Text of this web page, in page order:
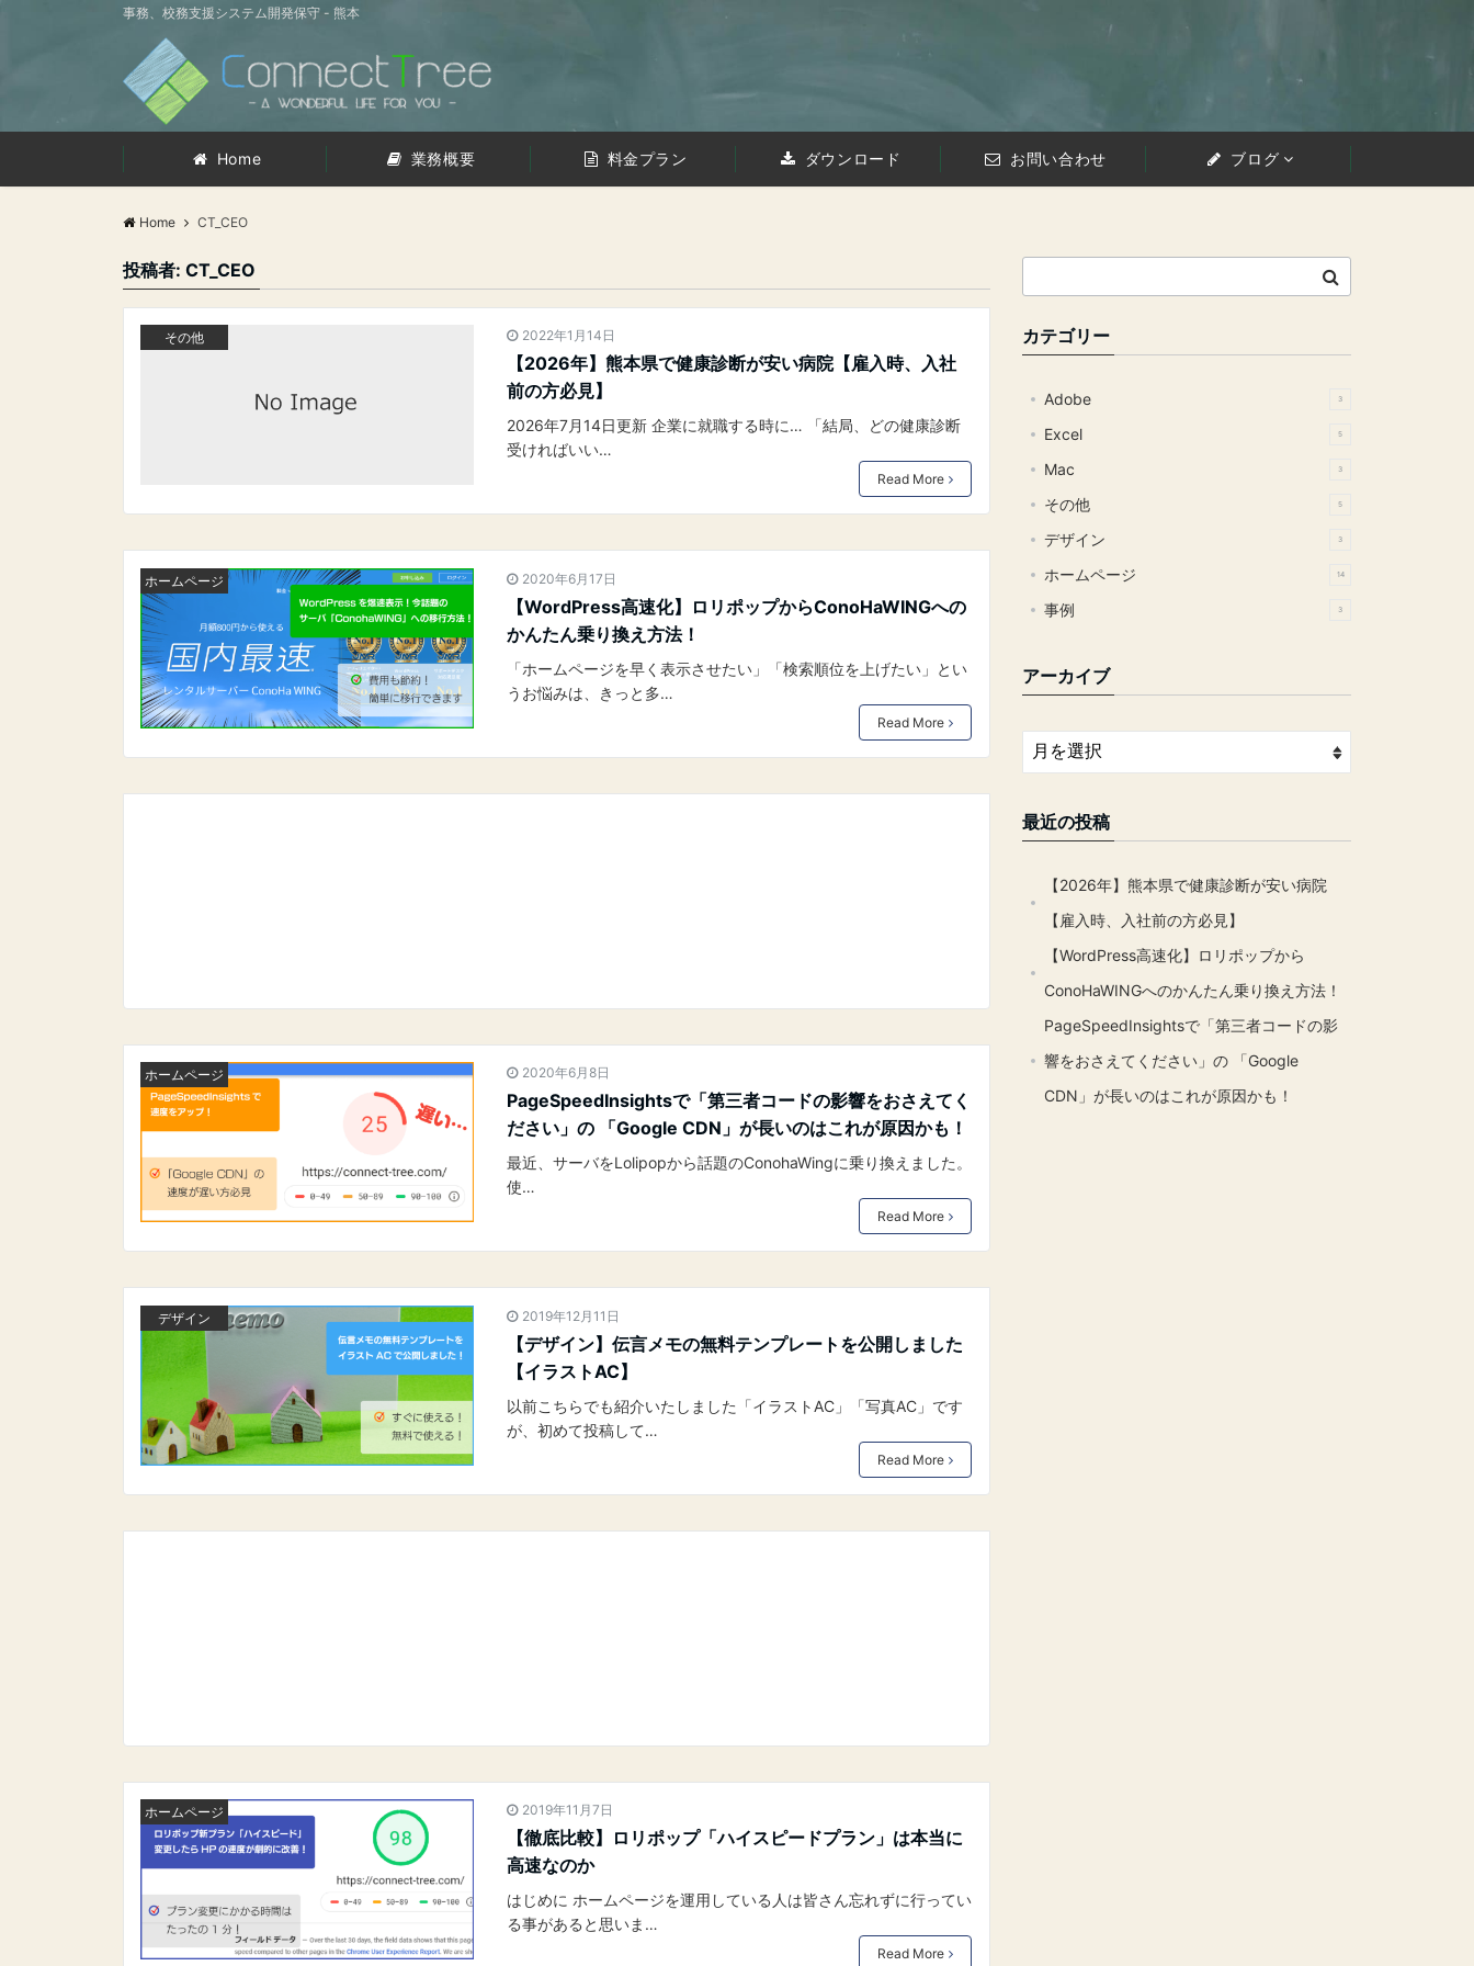
事務、校務支援システム開発保守 - 熊本
Home 業務概要 料金プラン ダウンロード お問い合わせ ブログ
Home CT_CEO
投稿者: CT_CEO
その他 2022年1月14日
【2026年】熊本県で健康診断が安い病院【雇入時、入社
前の方必見】
2026年7月14日更新 企業に就職する時に… 「結局、どの健康診断
受ければいい…
Read More
ホームページ 2020年6月17日
【WordPress高速化】ロリポップからConoHaWINGへの
かんたん乗り換え方法！
「ホームページを早く表示させたい」「検索順位を上げたい」とい
うお悩みは、きっと多…
Read More
ホームページ 2020年6月8日
PageSpeedInsightsで「第三者コードの影響をおさえてく
ださい」の 「Google CDN」が長いのはこれが原因かも！
最近、サーバをLolipopから話題のConohaWingに乗り換えました。
使…
Read More
デザイン 2019年12月11日
【デザイン】伝言メモの無料テンプレートを公開しました
【イラストAC】
以前こちらでも紹介いたしました「イラストAC」「写真AC」です
が、初めて投稿して…
Read More
ホームページ 2019年11月7日
【徹底比較】ロリポップ「ハイスピードプラン」は本当に
高速なのか
はじめに ホームページを運用している人は皆さん忘れずに行ってい
る事があると思いま…
Read More
カテゴリー
Adobe 3
Excel 5
Mac 3
その他 5
デザイン 3
ホームページ 14
事例 3
アーカイブ
最近の投稿
【2026年】熊本県で健康診断が安い病院
【雇入時、入社前の方必見】
【WordPress高速化】ロリポップから
ConoHaWINGへのかんたん乗り換え方法！
PageSpeedInsightsで「第三者コードの影
響をおさえてください」の 「Google
CDN」が長いのはこれが原因かも！